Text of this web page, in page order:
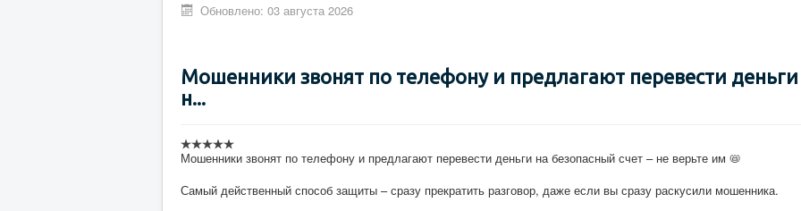
Обновлено: 03 августа 2026
Мошенники звонят по телефону и предлагают перевести деньги
н...
Мошенники звонят по телефону и предлагают перевести деньги на безопасный счет – не верьте им 📛
Самый действенный способ защиты – сразу прекратить разговор, даже если вы сразу раскусили мошенника.